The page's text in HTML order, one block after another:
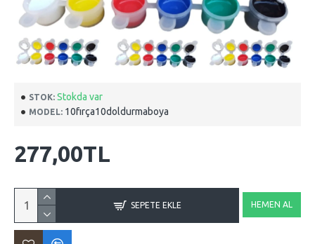
STOK: Stokda var
MODEL: 10fırça10doldurmaboya
277,00TL
SEPETE EKLE HEMEN AL